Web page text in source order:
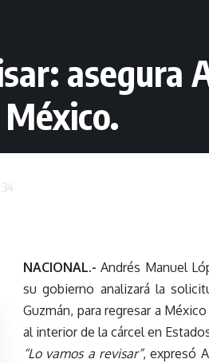
asegura
NACIONAL.-Andrés Manuel
su gobierno analizará la
Guzmán, para regresar a
al interior de la cárcel en
“Lo vamos a revisar”, expresó